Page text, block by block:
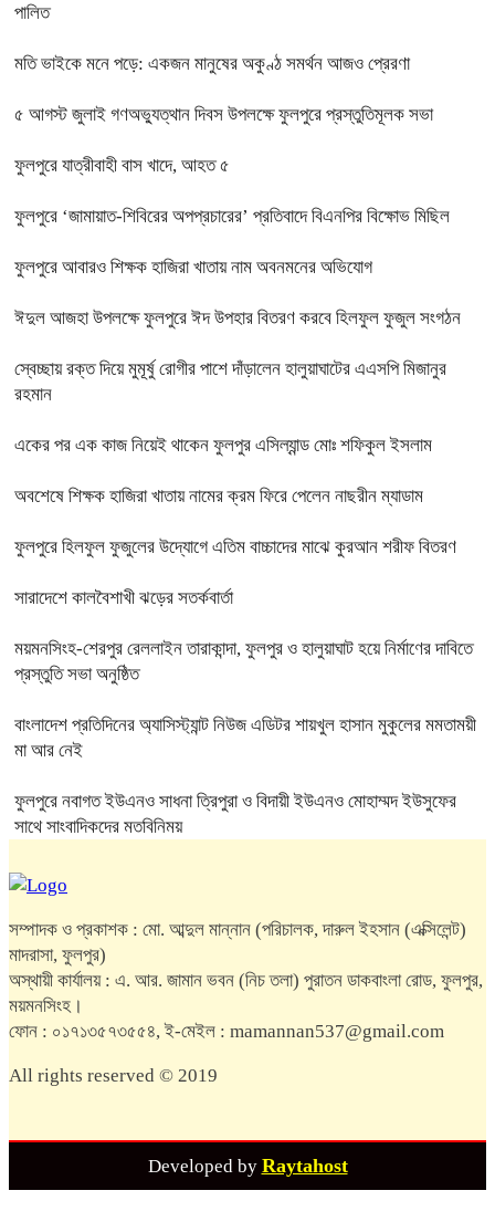
পালিত
মতি ভাইকে মনে পড়ে: একজন মানুষের অকুণ্ঠ সমর্থন আজও প্রেরণা
৫ আগস্ট জুলাই গণঅভ্যুত্থান দিবস উপলক্ষে ফুলপুরে প্রস্তুতিমূলক সভা
ফুলপুরে যাত্রীবাহী বাস খাদে, আহত ৫
ফুলপুরে ‘জামায়াত-শিবিরের অপপ্রচারের’ প্রতিবাদে বিএনপির বিক্ষোভ মিছিল
ফুলপুরে আবারও শিক্ষক হাজিরা খাতায় নাম অবনমনের অভিযোগ
ঈদুল আজহা উপলক্ষে ফুলপুরে ঈদ উপহার বিতরণ করবে হিলফুল ফুজুল সংগঠন
স্বেচ্ছায় রক্ত দিয়ে মুমূর্ষু রোগীর পাশে দাঁড়ালেন হালুয়াঘাটের এএসপি মিজানুর
রহমান
একের পর এক কাজ নিয়েই থাকেন ফুলপুর এসিল্যান্ড মোঃ শফিকুল ইসলাম
অবশেষে শিক্ষক হাজিরা খাতায় নামের ক্রম ফিরে পেলেন নাছরীন ম্যাডাম
ফুলপুরে হিলফুল ফুজুলের উদ্যোগে এতিম বাচ্চাদের মাঝে কুরআন শরীফ বিতরণ
সারাদেশে কালবৈশাখী ঝড়ের সতর্কবার্তা
ময়মনসিংহ-শেরপুর রেললাইন তারাকান্দা, ফুলপুর ও হালুয়াঘাট হয়ে নির্মাণের দাবিতে
প্রস্তুতি সভা অনুষ্ঠিত
বাংলাদেশ প্রতিদিনের অ্যাসিস্ট্যান্ট নিউজ এডিটর শায়খুল হাসান মুকুলের মমতাময়ী
মা আর নেই
ফুলপুরে নবাগত ইউএনও সাধনা ত্রিপুরা ও বিদায়ী ইউএনও মোহাম্মদ ইউসুফের
সাথে সাংবাদিকদের মতবিনিময়
সম্পাদক ও প্রকাশক : মো. আব্দুল মান্নান (পরিচালক, দারুল ইহসান (এক্সিলেন্ট)
মাদরাসা, ফুলপুর)
অস্থায়ী কার্যালয় : এ. আর. জামান ভবন (নিচ তলা) পুরাতন ডাকবাংলা রোড, ফুলপুর,
ময়মনসিংহ।
ফোন : ০১৭১৩৫৭৩৫৫৪, ই-মেইল : mamannan537@gmail.com
All rights reserved © 2019
Developed by Raytahost